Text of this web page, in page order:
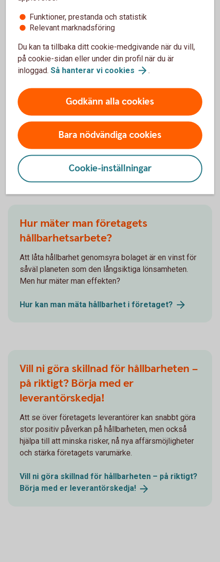
Johanna Fager
Chef för Group Sustainability
Andra läser också
Hur mäter man företagets
hållbarhetsarbete?
Att låta hållbarhet genomsyra bolaget är en vinst för
såväl planeten som den långsiktiga lönsamheten.
Men hur mäter man effekten?
Hur kan man mäta hållbarhet i företaget?
Vill ni göra skillnad för hållbarheten –
på riktigt? Börja med er
leverantörskedja!
Att se över företagets leverantörer kan snabbt göra
stor positiv påverkan på hållbarheten, men också
hjälpa till att minska risker, nå nya affärsmöjligheter
och stärka företagets varumärke.
Vill ni göra skillnad för hållbarheten – på riktigt?
Börja med er leverantörskedja!
Funktioner, prestanda och statistik
Relevant marknadsföring
Du kan ta tillbaka ditt cookie-medgivande när du vill,
på cookie-sidan eller under din profil när du är
inloggad. Så hanterar vi cookies .
Godkänn alla cookies
Bara nödvändiga cookies
Cookie-inställningar